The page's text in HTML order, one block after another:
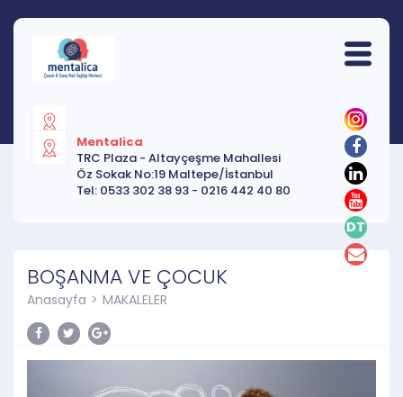
Mentalica
TRC Plaza - Altayçeşme Mahallesi
Öz Sokak No:19 Maltepe/İstanbul
Tel: 0533 302 38 93 - 0216 442 40 80
DT
BOŞANMA VE ÇOCUK
Anasayfa MAKALELER